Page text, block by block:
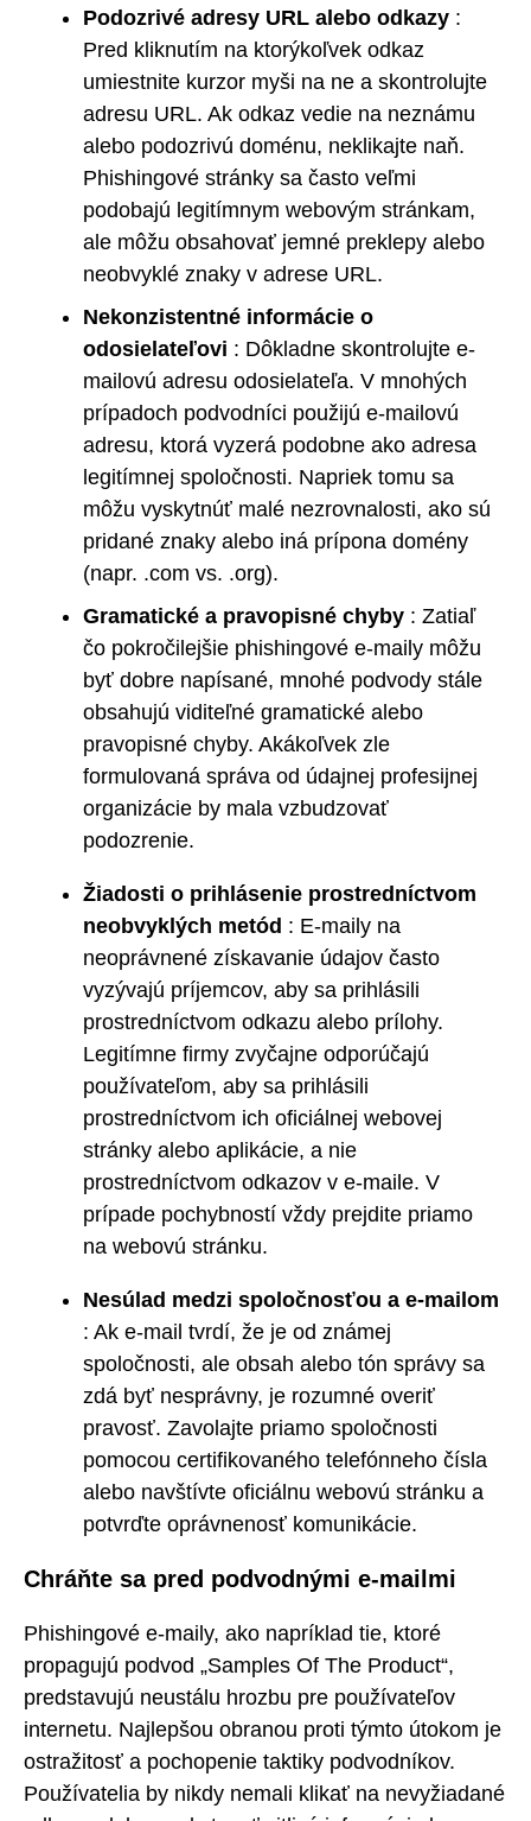
Podozrivé adresy URL alebo odkazy :
Pred kliknutím na ktorýkoľvek odkaz
umiestnite kurzor myši na ne a skontrolujte
adresu URL. Ak odkaz vedie na neznámu
alebo podozrivú doménu, neklikajte naň.
Phishingové stránky sa často veľmi
podobajú legitímnym webovým stránkam,
ale môžu obsahovať jemné preklepy alebo
neobvyklé znaky v adrese URL.
Nekonzistentné informácie o
odosielateľovi : Dôkladne skontrolujte e-
mailovú adresu odosielateľa. V mnohých
prípadoch podvodníci použijú e-mailovú
adresu, ktorá vyzerá podobne ako adresa
legitímnej spoločnosti. Napriek tomu sa
môžu vyskytnúť malé nezrovnalosti, ako sú
pridané znaky alebo iná prípona domény
(napr. .com vs. .org).
Gramatické a pravopisné chyby : Zatiaľ
čo pokročilejšie phishingové e-maily môžu
byť dobre napísané, mnohé podvody stále
obsahujú viditeľné gramatické alebo
pravopisné chyby. Akákoľvek zle
formulovaná správa od údajnej profesijnej
organizácie by mala vzbudzovať
podozrenie.
Žiadosti o prihlásenie prostredníctvom
neobvyklých metód : E-maily na
neoprávnené získavanie údajov často
vyzývajú príjemcov, aby sa prihlásili
prostredníctvom odkazu alebo prílohy.
Legitímne firmy zvyčajne odporúčajú
používateľom, aby sa prihlásili
prostredníctvom ich oficiálnej webovej
stránky alebo aplikácie, a nie
prostredníctvom odkazov v e-maile. V
prípade pochybností vždy prejdite priamo
na webovú stránku.
Nesúlad medzi spoločnosťou a e-mailom
: Ak e-mail tvrdí, že je od známej
spoločnosti, ale obsah alebo tón správy sa
zdá byť nesprávny, je rozumné overiť
pravosť. Zavolajte priamo spoločnosti
pomocou certifikovaného telefónneho čísla
alebo navštívte oficiálnu webovú stránku a
potvrďte oprávnenosť komunikácie.
Chráňte sa pred podvodnými e-mailmi
Phishingové e-maily, ako napríklad tie, ktoré
propagujú podvod „Samples Of The Product“,
predstavujú neustálu hrozbu pre používateľov
internetu. Najlepšou obranou proti týmto útokom je
ostražitosť a pochopenie taktiky podvodníkov.
Používatelia by nikdy nemali klikať na nevyžiadané